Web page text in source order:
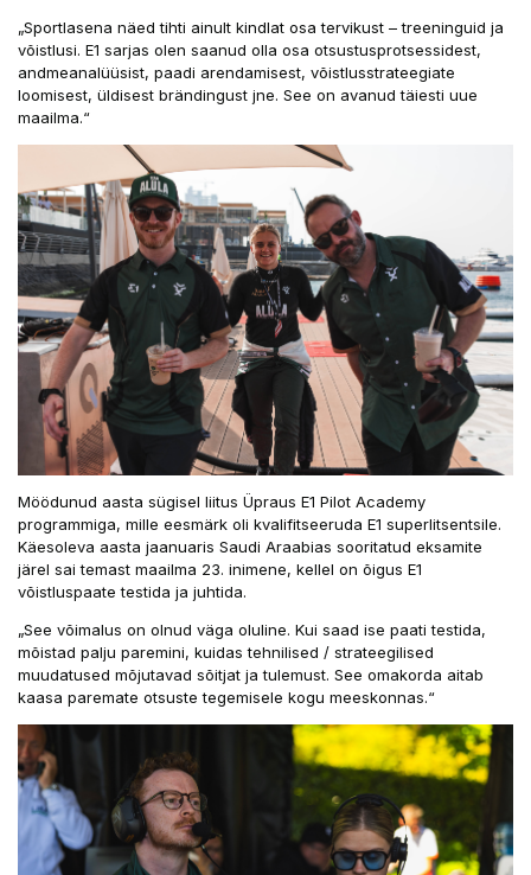
„Sportlasena näed tihti ainult kindlat osa tervikust – treeninguid ja
võistlusi. E1 sarjas olen saanud olla osa otsustusprotsessidest,
andmeanalüüsist, paadi arendamisest, võistlusstrateegiate
loomisest, üldisest brändingust jne. See on avanud täiesti uue
maailma.“
Möödunud aasta sügisel liitus Üpraus E1 Pilot Academy
programmiga, mille eesmärk oli kvalifitseeruda E1 superlitsentsile.
Käesoleva aasta jaanuaris Saudi Araabias sooritatud eksamite
järel sai temast maailma 23. inimene, kellel on õigus E1
võistluspaate testida ja juhtida.
„See võimalus on olnud väga oluline. Kui saad ise paati testida,
mõistad palju paremini, kuidas tehnilised / strateegilised
muudatused mõjutavad sõitjat ja tulemust. See omakorda aitab
kaasa paremate otsuste tegemisele kogu meeskonnas.“